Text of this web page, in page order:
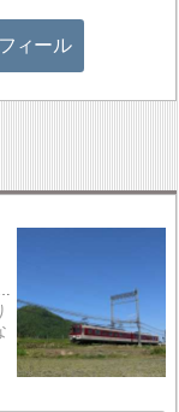
ィール
2024/04/20240428.html